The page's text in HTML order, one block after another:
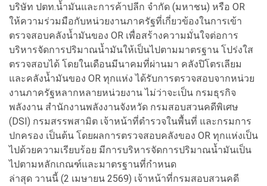
บริษัท ปตท.น้ำมันและการค้าปลีก จำกัด (มหาชน) หรือ OR
ให้ความร่วมมือกับหน่วยงานภาครัฐที่เกี่ยวข้องในการเข้า
ตรวจสอบคลังน้ำมันของ OR เพื่อสร้างความมั่นใจต่อการ
บริหารจัดการปริมาณน้ำมันให้เป็นไปตามมาตรฐาน โปร่งใส
ตรวจสอบได้ โดยในเดือนมีนาคมที่ผ่านมา คลังปิโตรเลียม
และคลังน้ำมันของ OR ทุกแห่ง ได้รับการตรวจสอบจากหน่วย
งานภาครัฐหลากหลายหน่วยงาน ไม่ว่าจะเป็น กรมธุรกิจ
พลังงาน สำนักงานพลังงานจังหวัด กรมสอบสวนคดีพิเศษ
(DSI) กรมสรรพสามิต เจ้าหน้าที่ตำรวจในพื้นที่ และกรมการ
ปกครอง เป็นต้น โดยผลการตรวจสอบคลังของ OR ทุกแห่งเป็น
ไปด้วยความเรียบร้อย มีการบริหารจัดการปริมาณน้ำมันเป็น
ไปตามหลักเกณฑ์และมาตรฐานที่กำหนด
ล่าสุด วานนี้ (2 เมษายน 2569) เจ้าหน้าที่กรมสอบสวนคดี